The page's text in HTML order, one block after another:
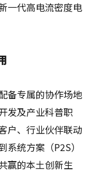
一代高电流密度电
备专属的协作场地
发及产业科普职
户、行业伙伴联动
统方案（P2S）
赢的本土创新生